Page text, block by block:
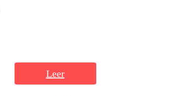
Leer